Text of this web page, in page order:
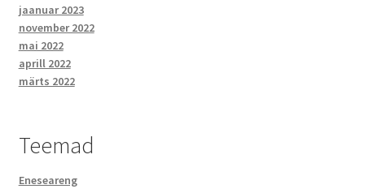
jaanuar 2023
november 2022
mai 2022
aprill 2022
märts 2022
Teemad
Eneseareng